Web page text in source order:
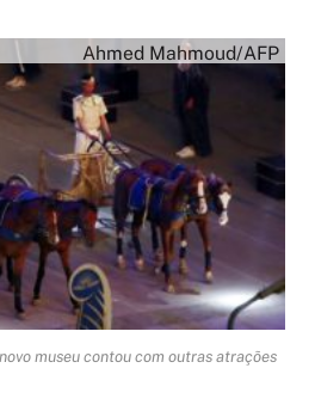
Ahmed Mahmoud/AFP
museu contou com outras atrações